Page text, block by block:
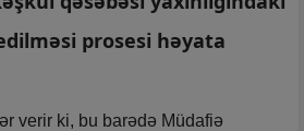
prosesi həyata
verir ki, bu barədə Müdafiə